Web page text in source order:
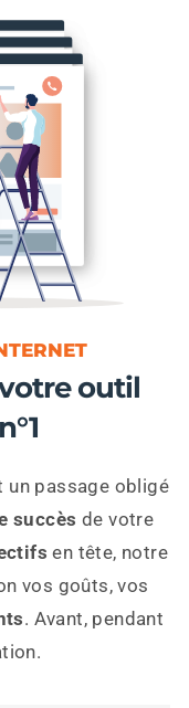
outil
un passage obligé
succès de votre
en tête, notre
vos goûts, vos
. Avant, pendant